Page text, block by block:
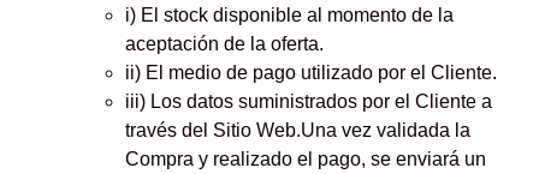
i) El stock disponible al momento de la
aceptación de la oferta.
ii) El medio de pago utilizado por el Cliente.
iii) Los datos suministrados por el Cliente a
través del Sitio Web.Una vez validada la
Compra y realizado el pago, se enviará un